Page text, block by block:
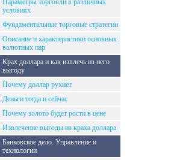
Параметры торговли в различных
условиях
Фундаментальные торговые стратегии
Описание и характеристики основных
валютных пар
Крах доллара и как извлечь из него
выгоду
Почему доллар рухнет
Деньги тогда и сейчас
Почему золото будет рости в цене
Извлечение выгоды из краха доллара
Банковское дело. Управление и
технологии